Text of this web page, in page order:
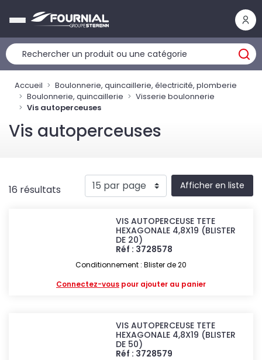
Accueil
Boulonnerie, quincaillerie, électricité, plomberie
Boulonnerie, quincaillerie
Visserie boulonnerie
Vis autoperceuses
Vis autoperceuses
16 résultats Afficher en liste
VIS AUTOPERCEUSE TETE
HEXAGONALE 4,8X19 (BLISTER
DE 20)
Réf : 3728578
Conditionnement : Blister de 20
Connectez-vous pour ajouter au panier
VIS AUTOPERCEUSE TETE
HEXAGONALE 4,8X19 (BLISTER
DE 50)
Réf : 3728579